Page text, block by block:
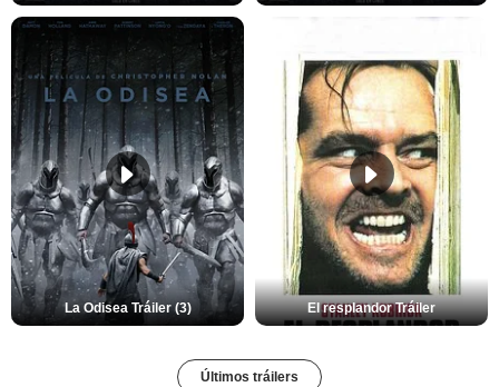
La Odisea Tráiler (3) El resplandor Tráiler
Últimos tráilers